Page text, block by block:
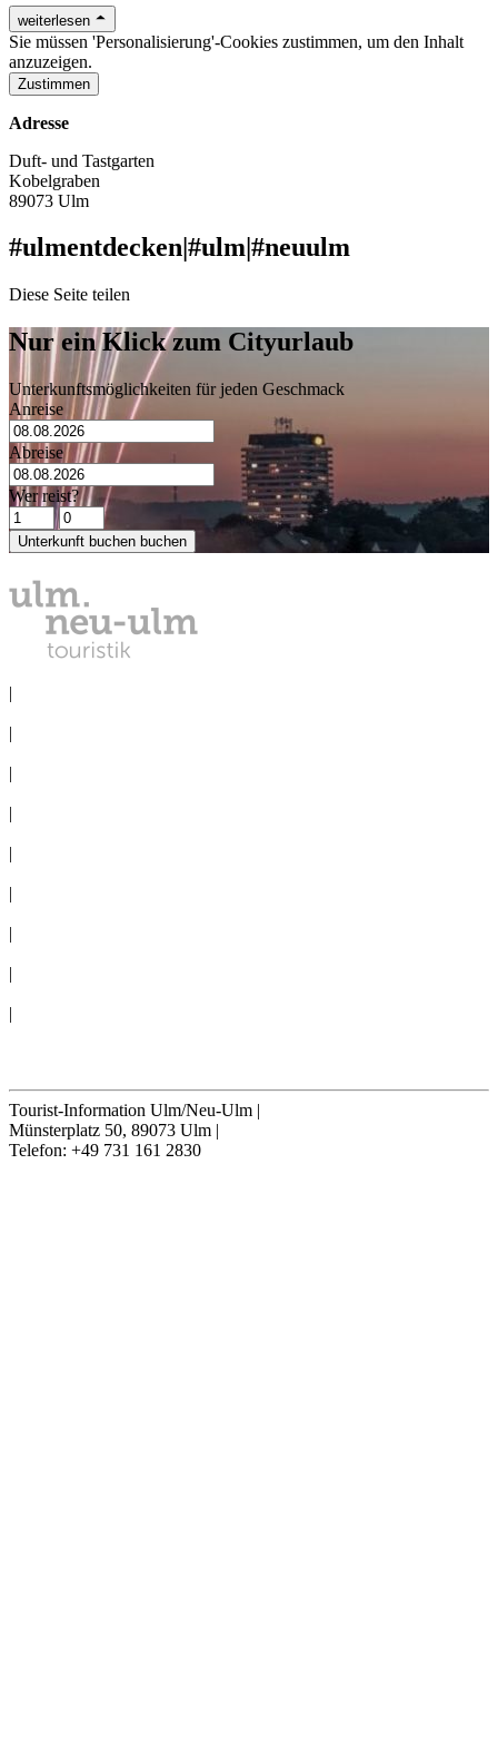
weiterlesen
Sie müssen 'Personalisierung'-Cookies zustimmen, um den Inhalt
anzuzeigen.
Zustimmen
Adresse
Duft- und Tastgarten
Kobelgraben
89073 Ulm
#ulmentdecken#ulm#neuulm
Diese Seite teilen
Nur ein Klick zum Cityurlaub
Unterkunftsmöglichkeiten für jeden Geschmack
Anreise
Abreise
Wer reist?
Unterkunft buchen buchen
|
|
|
|
|
|
|
|
|
Tourist-Information Ulm/Neu-Ulm |
Münsterplatz 50, 89073 Ulm |
Telefon: +49 731 161 2830